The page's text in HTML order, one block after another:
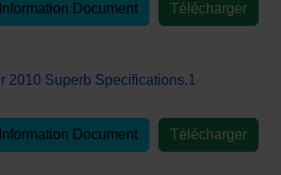
Télécharger
Information Document
2010 Superb Specifications.1
Télécharger
Information Document